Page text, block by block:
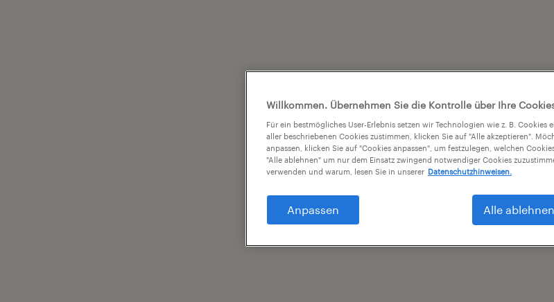
Willkommen. Übernehmen Sie die Kontrolle über Ihre
Für ein bestmögliches User-Erlebnis setzen wir Technologien wie z. B. Cookies
aller beschriebenen Cookies zustimmen, klicken Sie auf "Alle akzeptieren".
anpassen, klicken Sie auf "Cookies anpassen", um festzulegen, welchen
"Alle ablehnen" um nur dem Einsatz zwingend notwendiger Cookies
verwenden und warum, lesen Sie in unserer Datenschutzhinweisen.
Anpassen Alle ablehnen